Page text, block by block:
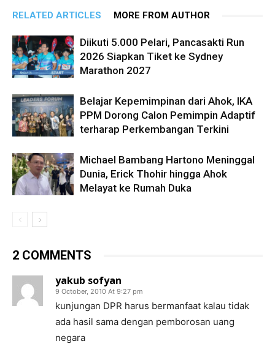
RELATED ARTICLES MORE FROM AUTHOR
Diikuti 5.000 Pelari, Pancasakti Run
2026 Siapkan Tiket ke Sydney
Marathon 2027
Belajar Kepemimpinan dari Ahok, IKA
PPM Dorong Calon Pemimpin Adaptif
terharap Perkembangan Terkini
Michael Bambang Hartono Meninggal
Dunia, Erick Thohir hingga Ahok
Melayat ke Rumah Duka
2 COMMENTS
yakub sofyan
9 October, 2010 At 9:27 pm
kunjungan DPR harus bermanfaat kalau tidak
ada hasil sama dengan pemborosan uang
negara